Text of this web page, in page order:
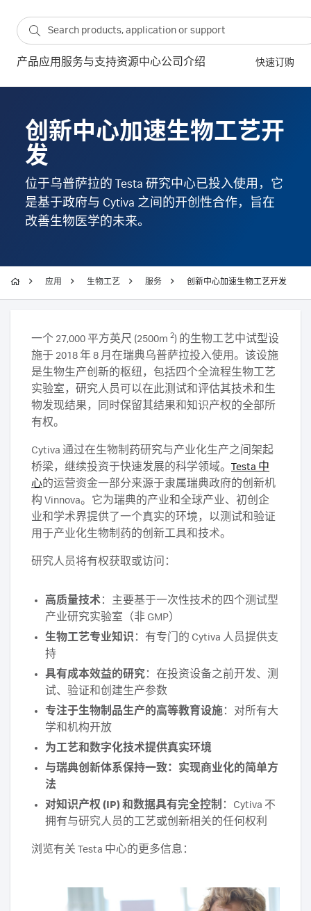
产品应用 服务与支持资源中心公司介绍 快速订购
创新中心加速生物工艺开
发
位于乌普萨拉的 Testa 研究中心已投入使用，它
是基于政府与 Cytiva 之间的开创性合作，旨在
改善生物医学的未来。
应用 生物工艺 服务 创新中心加速生物工艺开发
一个 27,000 平方英尺 (2500m 2) 的生物工艺中试型设
施于 2018 年 8 月在瑞典乌普萨拉投入使用。该设施
是生物生产创新的枢纽，包括四个全流程生物工艺
实验室，研究人员可以在此测试和评估其技术和生
物发现结果，同时保留其结果和知识产权的全部所
有权。
Cytiva 通过在生物制药研究与产业化生产之间架起
桥梁，继续投资于快速发展的科学领域。 Testa 中
心的运营资金一部分来源于隶属瑞典政府的创新机
构 Vinnova。它为瑞典的产业和全球产业、初创企
业和学术界提供了一个真实的环境，以测试和验证
用于产业化生物制药的创新工具和技术。
研究人员将有权获取或访问：
高质量技术：主要基于一次性技术的四个测试型
产业研究实验室（非 GMP）
生物工艺专业知识 ：有专门的 Cytiva 人员提供支
持
具有成本效益的研究：在投资设备之前开发、测
试、验证和创建生产参数
专注于生物制品生产的高等教育设施：对所有大
学和机构开放
为工艺和数字化技术提供真实环境
与瑞典创新体系保持一致：实现商业化的简单方
法
对知识产权 (IP) 和数据具有完全控制 ：Cytiva 不
拥有与研究人员的工艺或创新相关的任何权利
浏览有关 Testa 中心的更多信息：